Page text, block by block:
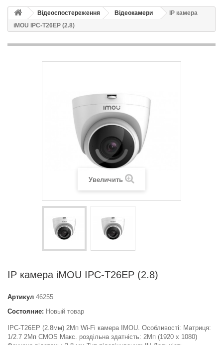
Відеоспостереження Відеокамери
IP камера
iMOU IPC-T26EP (2.8)
Увеличить
IP камера iMOU IPC-T26EP (2.8)
Артикул 46255
Состояние: Новый товар
IPC-T26EP (2.8мм) 2Мп Wi-Fi камера IMOU. Особливості: Матриця:
1/2.7 2Мп CMOS Макс. роздільна здатність: 2Мп (1920 x 1080)